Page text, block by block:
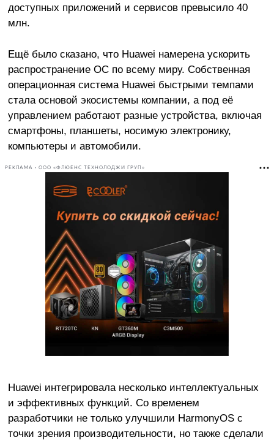
доступных приложений и сервисов превысило 40
млн.
Ещё было сказано, что Huawei намерена ускорить
распространение ОС по всему миру. Собственная
операционная система Huawei быстрыми темпами
стала основой экосистемы компании, а под её
управлением работают разные устройства, включая
смартфоны, планшеты, носимую электронику,
компьютеры и автомобили.
РЕКЛАМА • ООО «ФЛЮЕНС ТЕХНОЛОДЖИ ГРУП»
Huawei интегрировала несколько интеллектуальных
и эффективных функций. Со временем
разработчики не только улучшили HarmonyOS с
точки зрения производительности, но также сделали